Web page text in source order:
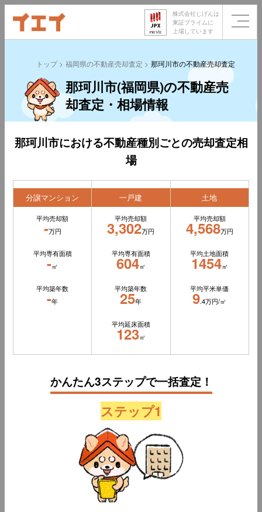
株式会社じげんは
東証プライムに
上場しています
トップ 福岡県の不動産売却査定 那珂川市の不動産売却査定
那珂川市(福岡県)の不動産売
却査定・相場情報
那珂川市における不動産種別ごとの売却査定相
場
分譲マンション
平均売却額
-万円
平均専有面積
-㎡
平均築年数
-年
一戸建
平均売却額
3,302万円
平均専有面積
604㎡
平均築年数
25年
平均延床面積
123㎡
土地
平均売却額
4,568万円
平均土地面積
1454㎡
平均平米単価
9.4万円/㎡
かんたん3ステップで一括査定！
ステップ1